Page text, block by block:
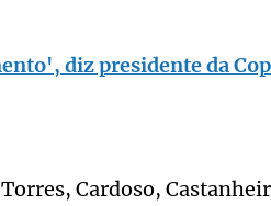
diz presidente da
Cardoso,